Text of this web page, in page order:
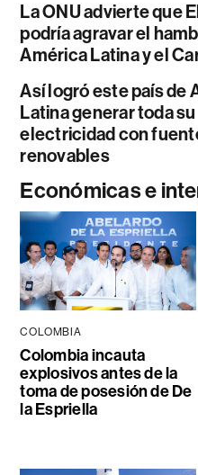
La ONU advierte que
podría agravar el
América Latina y el
Así logró este país de
Latina generar toda su
electricidad con
renovables
Económicas e
COLOMBIA
Colombia incauta
explosivos antes de la
toma de posesión de De
la Espriella